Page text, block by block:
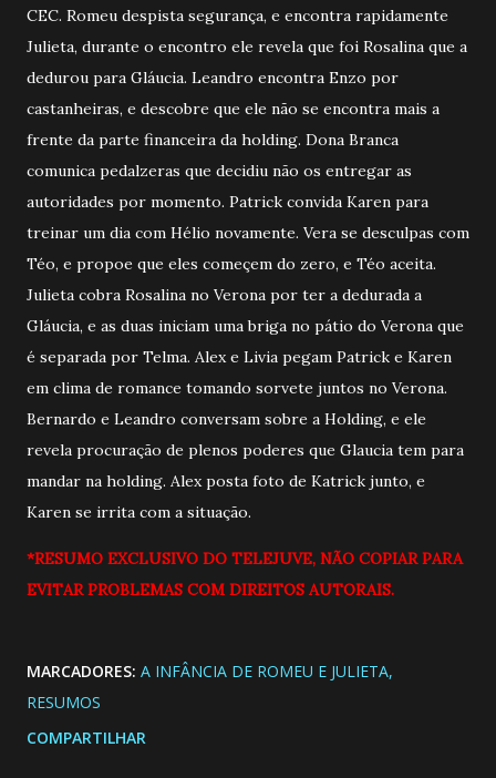
CEC. Romeu despista segurança, e encontra rapidamente
Julieta, durante o encontro ele revela que foi Rosalina que a
dedurou para Gláucia. Leandro encontra Enzo por
castanheiras, e descobre que ele não se encontra mais a
frente da parte financeira da holding. Dona Branca
comunica pedalzeras que decidiu não os entregar as
autoridades por momento. Patrick convida Karen para
treinar um dia com Hélio novamente. Vera se desculpas com
Téo, e propoe que eles começem do zero, e Téo aceita.
Julieta cobra Rosalina no Verona por ter a dedurada a
Gláucia, e as duas iniciam uma briga no pátio do Verona que
é separada por Telma. Alex e Livia pegam Patrick e Karen
em clima de romance tomando sorvete juntos no Verona.
Bernardo e Leandro conversam sobre a Holding, e ele
revela procuração de plenos poderes que Glaucia tem para
mandar na holding. Alex posta foto de Katrick junto, e
Karen se irrita com a situação.
*RESUMO EXCLUSIVO DO TELEJUVE, NÃO COPIAR PARA
EVITAR PROBLEMAS COM DIREITOS AUTORAIS.
MARCADORES: A INFÂNCIA DE ROMEU E JULIETA
RESUMOS
COMPARTILHAR